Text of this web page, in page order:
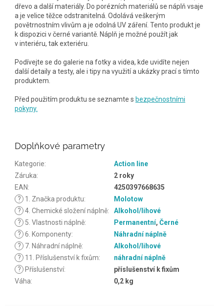
dřevo a další materiály. Do porézních materiálů se náplň vsaje
a je velice těžce odstranitelná. Odolává veškerým
povětrnostním vlivům a je odolná UV záření. Tento produkt je
k dispozici v černé variantě. Náplň je možné použít jak
v interiéru, tak exteriéru.
Podívejte se do galerie na fotky a videa, kde uvidíte nejen
další detaily a testy, ale i tipy na využití a ukázky prací s tímto
produktem.
Před použitím produktu se seznamte s bezpečnostními
pokyny.
Doplňkové parametry
Kategorie:
Action line
Záruka:
2 roky
EAN:
4250397668635
?
1. Značka produktu:
Molotow
? 4. Chemické složení náplně:
Alkohol/lihové
?
5. Vlastnosti náplně: Permanentní, Černé
? 6. Komponenty:
Náhradní náplně
?
7. Náhradní náplně:
Alkohol/lihové
?
11. Příslušenství k fixům:
náhradní náplně
? Příslušenství:
příslušenství k fixům
Váha: 0,2 kg